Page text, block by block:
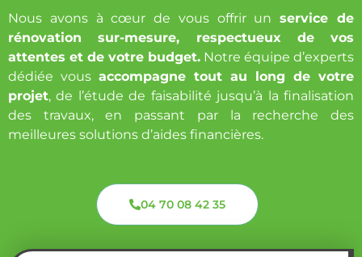
Nous avons à cœur de vous offrir unservice de
rénovation sur-mesure, respectueux de vos
attentes et de votre budget. Notre équipe d’experts
dédiée vous accompagne tout au long de votre
projet, de l’étude de faisabilité jusqu’à la finalisation
des travaux, en passant par la recherche des
meilleures solutions d’aides financières.
04 70 08 42 35